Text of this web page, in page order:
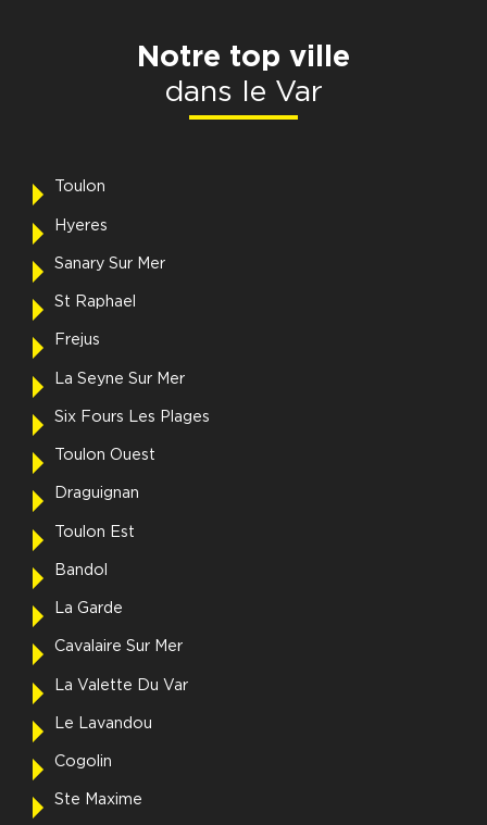
Notre top ville
dans le Var
Toulon
Hyeres
Sanary Sur Mer
St Raphael
Frejus
La Seyne Sur Mer
Six Fours Les Plages
Toulon Ouest
Draguignan
Toulon Est
Bandol
La Garde
Cavalaire Sur Mer
La Valette Du Var
Le Lavandou
Cogolin
Ste Maxime